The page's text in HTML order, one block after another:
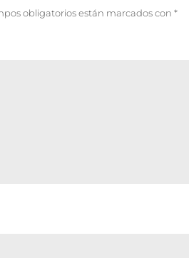
obligatorios están marcados con *